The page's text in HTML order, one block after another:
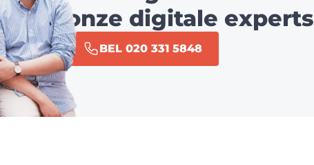
onze digitale experts
BEL 020 331 5848